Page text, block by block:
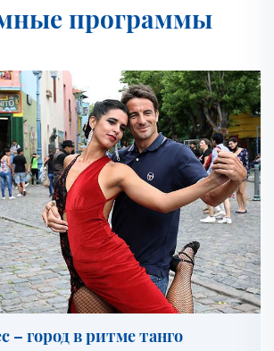
программы
– город в ритме танго